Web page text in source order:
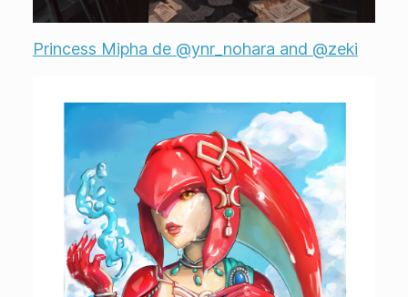
Princess Mipha de @ynr_nohara and @zeki